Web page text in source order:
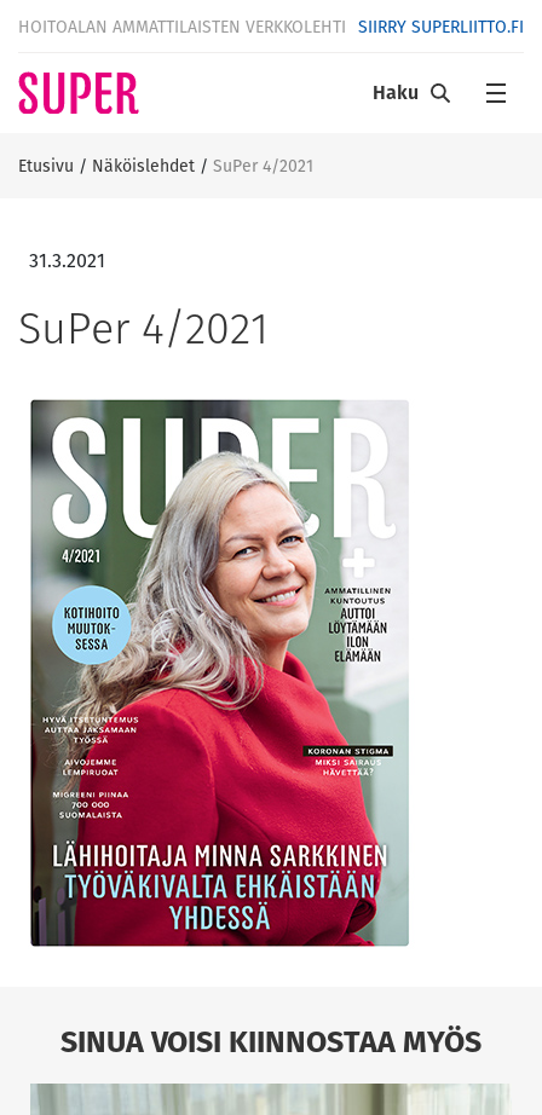
HOITOALAN AMMATTILAISTEN VERKKOLEHTI SIIRRY SUPERLIITTO.FI
Haku
Etusivu / Näköislehdet / SuPer 4/2021
31.3.2021
SuPer 4/2021
SINUA VOISI KIINNOSTAA MYÖS